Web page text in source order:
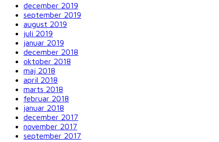
december 2019
september 2019
august 2019
juli 2019
januar 2019
december 2018
oktober 2018
maj 2018
april 2018
marts 2018
februar 2018
januar 2018
december 2017
november 2017
september 2017